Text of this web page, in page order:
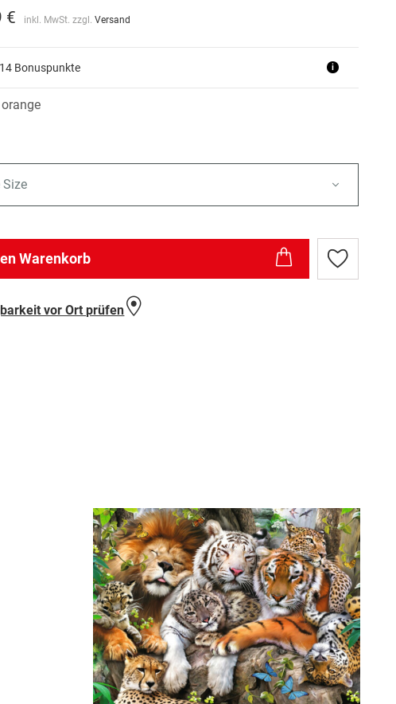
€ inkl. MwSt. zzgl.Versand
Bonuspunkte i
orange
Size
Warenkorb
Zur
Wunschliste
vor Ort prüfen